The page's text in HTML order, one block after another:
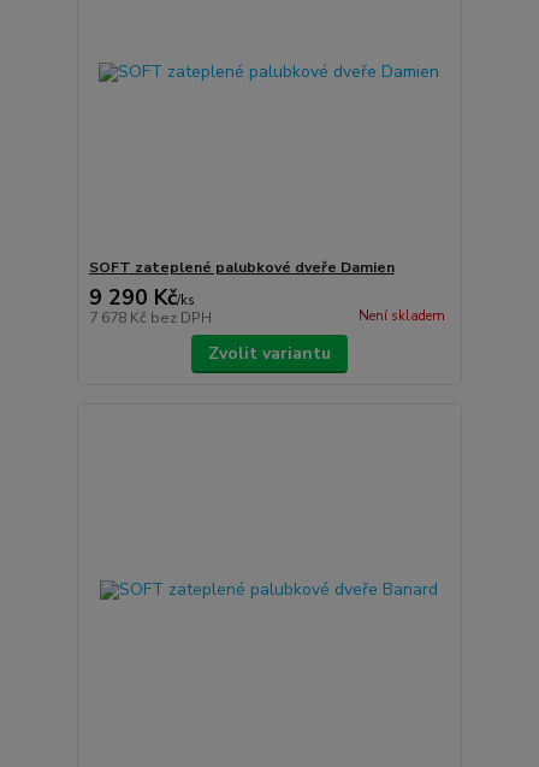
SOFT zateplené palubkové dveře Damien
9 290 Kč/ks
7 678 Kč bez DPH Není skladem
Zvolit variantu